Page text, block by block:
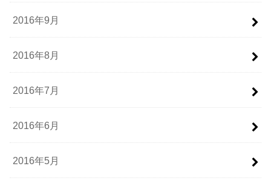
2016年9月
2016年8月
2016年7月
2016年6月
2016年5月